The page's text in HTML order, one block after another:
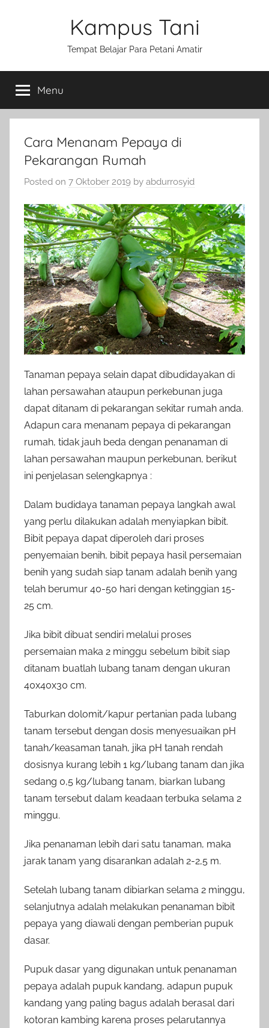
Kampus Tani
Tempat Belajar Para Petani Amatir
Menu
Cara Menanam Pepaya di
Pekarangan Rumah
Posted on 7 Oktober 2019 by abdurrosyid
Tanaman pepaya selain dapat dibudidayakan di
lahan persawahan ataupun perkebunan juga
dapat ditanam di pekarangan sekitar rumah anda.
Adapun cara menanam pepaya di pekarangan
rumah, tidak jauh beda dengan penanaman di
lahan persawahan maupun perkebunan, berikut
ini penjelasan selengkapnya :
Dalam budidaya tanaman pepaya langkah awal
yang perlu dilakukan adalah menyiapkan bibit.
Bibit pepaya dapat diperoleh dari proses
penyemaian benih, bibit pepaya hasil persemaian
benih yang sudah siap tanam adalah benih yang
telah berumur 40-50 hari dengan ketinggian 15-
25 cm.
Jika bibit dibuat sendiri melalui proses
persemaian maka 2 minggu sebelum bibit siap
ditanam buatlah lubang tanam dengan ukuran
40x40x30 cm.
Taburkan dolomit/kapur pertanian pada lubang
tanam tersebut dengan dosis menyesuaikan pH
tanah/keasaman tanah, jika pH tanah rendah
dosisnya kurang lebih 1 kg/lubang tanam dan jika
sedang 0,5 kg/lubang tanam, biarkan lubang
tanam tersebut dalam keadaan terbuka selama 2
minggu.
Jika penanaman lebih dari satu tanaman, maka
jarak tanam yang disarankan adalah 2-2,5 m.
Setelah lubang tanam dibiarkan selama 2 minggu,
selanjutnya adalah melakukan penanaman bibit
pepaya yang diawali dengan pemberian pupuk
dasar.
Pupuk dasar yang digunakan untuk penanaman
pepaya adalah pupuk kandang, adapun pupuk
kandang yang paling bagus adalah berasal dari
kotoran kambing karena proses pelarutannya